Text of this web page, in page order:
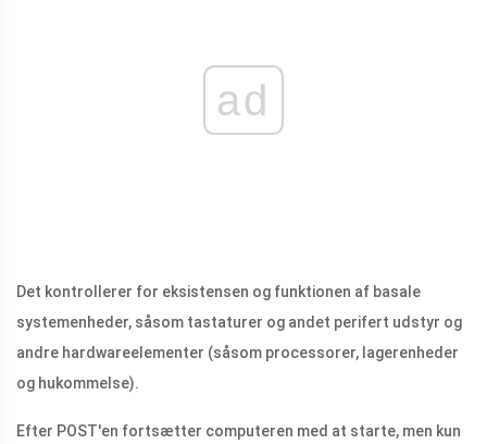
ad
Det kontrollerer for eksistensen og funktionen af ​​basale
systemenheder, såsom tastaturer og andet perifert udstyr og
andre hardwareelementer (såsom processorer, lagerenheder
og hukommelse).
Efter POST'en fortsætter computeren med at starte, men kun